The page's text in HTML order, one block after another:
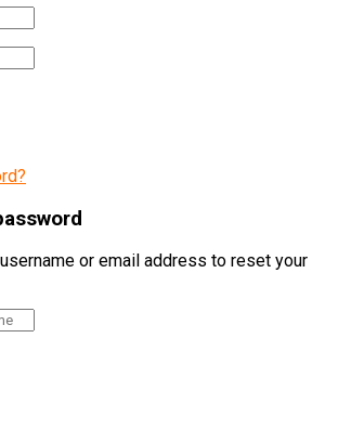
or email address to reset your